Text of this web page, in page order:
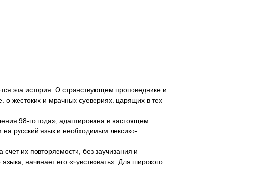
эта история. О странствующем проповеднике и
о жестоких и мрачных суевериях, царящих в тех
98-го года», адаптирована в настоящем
русский язык и необходимым лексико-
их повторяемости, без заучивания и
начинает его «чувствовать». Для широкого